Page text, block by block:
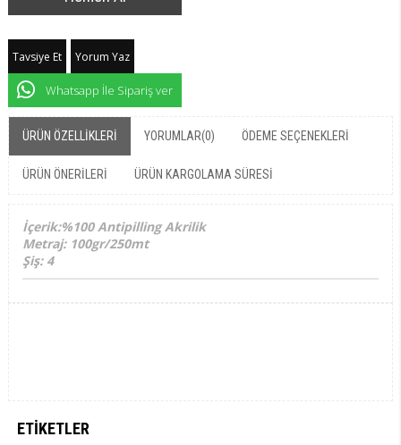
Tavsiye Et Yorum Yaz
Whatsapp İle Sipariş ver
ÜRÜN ÖZELLIKLERI YORUMLAR(0) ÖDEME SEÇENEKLERI
ÜRÜN ÖNERILERI ÜRÜN KARGOLAMA SÜRESI
İçerik:%100 Antipilling Akrilik
Metraj: 100gr/250mt
Şiş: 4
ETIKETLER